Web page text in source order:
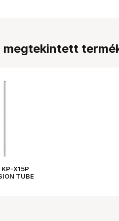
megtekintett
KP-X15P
TUBE